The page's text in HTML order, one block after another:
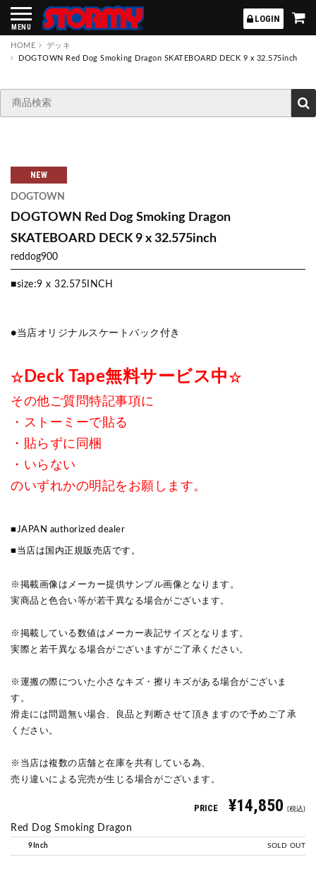
MENU
LOGIN
HOME
デッキ
DOGTOWN Red Dog Smoking Dragon SKATEBOARD DECK 9 x 32.575inch
NEW
DOGTOWN
DOGTOWN Red Dog Smoking Dragon
SKATEBOARD DECK 9 x 32.575inch
reddog900
■size:9 x 32.575INCH
●当店オリジナルスケートバック付き
☆ Deck Tape無料サービス中☆
その他ご質問特記事項に
・ストーミーで貼る
・貼らずに同梱
・いらない
のいずれかの明記をお願します。
■JAPAN authorized dealer
■当店は国内正規販売店です。
※掲載画像はメーカー提供サンプル画像となります。
実商品と色合い等が若干異なる場合がございます。
※掲載している数値はメーカー表記サイズとなります。
実際と若干異なる場合がございますがご了承ください。
※運搬の際についた小さなキズ・擦りキズがある場合がございま
す。
滑走には問題無い場合、良品と判断させて頂きますので予めご了承
ください。
※当店は複数の店舗と在庫を共有している為、
売り違いによる完売が生じる場合がございます。
PRICE ¥14,850 (税込)
Red Dog Smoking Dragon
9Inch SOLD OUT